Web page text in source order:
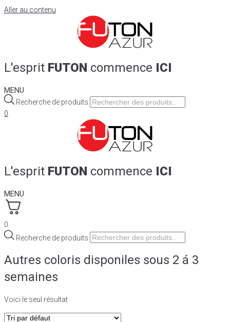
Aller au contenu
L'esprit FUTON commence ICI
MENU
Recherche de produits
0
L'esprit FUTON commence ICI
MENU
0
Recherche de produits
Autres coloris disponiles sous 2 á 3
semaines
Voici le seul résultat